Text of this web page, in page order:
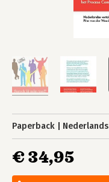
Paperback Nederlands
€ 34,95